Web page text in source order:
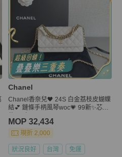
Chanel
Chanel香奈兒🖤 24S 白金荔枝皮蝴蝶
結💕 鏈條手柄風琴woc💗 99新✨芯片
MOP 32,434
現折 2,000
狀況良好 台灣 免運